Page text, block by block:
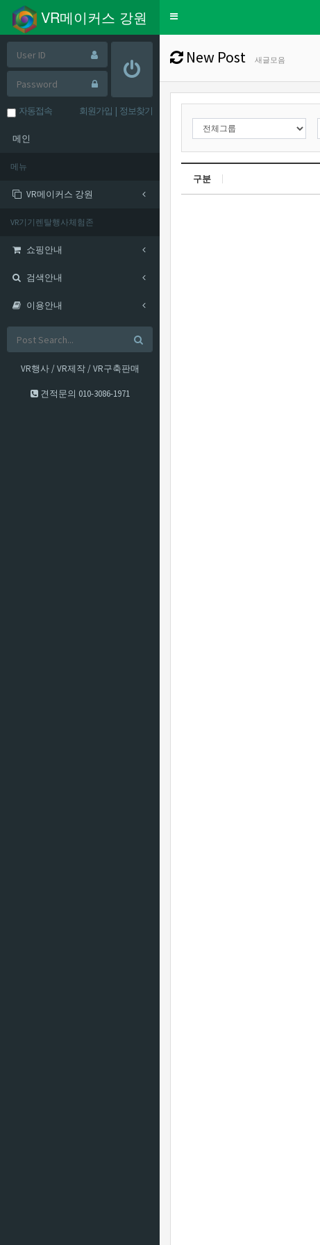
VR메이커스 강원
Toggle
자동접속 회원가입 | 정보찾기
메인
메뉴
VR메이커스 강원
VR기기렌탈행사체험존
쇼핑안내
검색안내
이용안내
VR행사 / VR제작 / VR구축판매
견적문의 010-3086-1971
New Post 새글모음
구분